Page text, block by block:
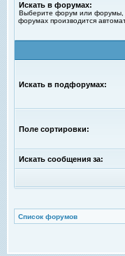
Искать в форумах:
Выберите форум или форумы,
форумах производится
Искать в подфорумах:
Поле сортировки:
Искать сообщения за:
Список форумов